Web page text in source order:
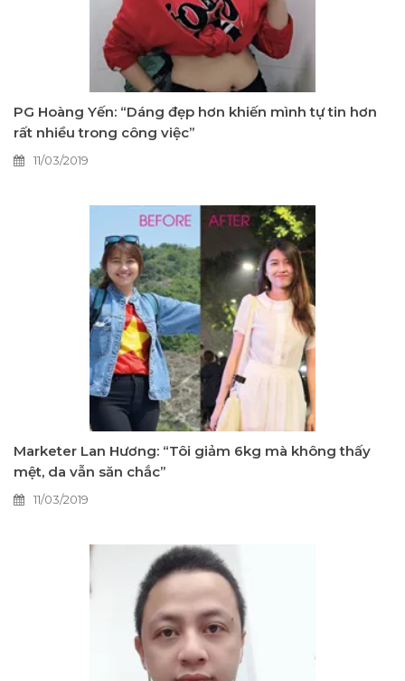
PG Hoàng Yến: “Dáng đẹp hơn khiến mình tự tin hơn
rất nhiều trong công việc”
11/03/2019
Marketer Lan Hương: “Tôi giảm 6kg mà không thấy
mệt, da vẫn săn chắc”
11/03/2019